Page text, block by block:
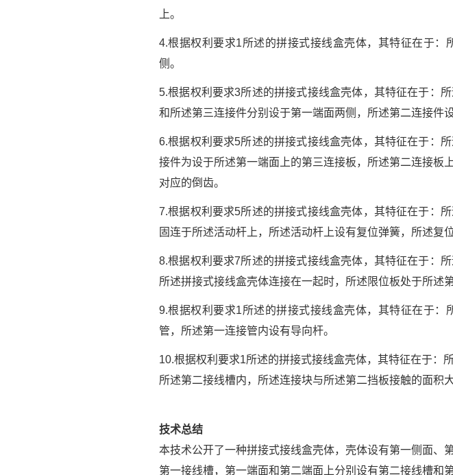
上。
4.根据权利要求1所述的拼接式接线盒壳体，其特征在于
侧。
5.根据权利要求3所述的拼接式接线盒壳体，其特征在于：
和所述第三连接件分别设于第一端面两侧，所述第二连接件
6.根据权利要求5所述的拼接式接线盒壳体，其特征在于：
接件为设于所述第一端面上的第三连接板，所述第二连接板
对应的倒齿。
7.根据权利要求5所述的拼接式接线盒壳体，其特征在于：
固连于所述活动杆上，所述活动杆上设有复位弹簧，所述复
8.根据权利要求7所述的拼接式接线盒壳体，其特征在于：
所述拼接式接线盒壳体连接在一起时，所述限位板处于所述
9.根据权利要求1所述的拼接式接线盒壳体，其特征在于
管，所述第一连接管内设有导向杆。
10.根据权利要求1所述的拼接式接线盒壳体，其特征在于：
所述第二接线槽内，所述连接块与所述第二挡板接触的面积
技术总结
本技术公开了一种拼接式接线盒壳体，壳体设有第一侧面、
第一接线槽，第一端面和第二端面上分别设有第二接线槽和